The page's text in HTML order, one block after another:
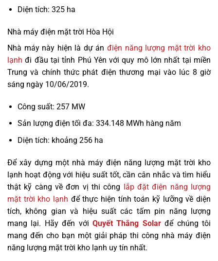
Diện tích: 325 ha
Nhà máy điện mặt trời Hòa Hội
Nhà máy này hiện là dự ánđiện năng lượng mặt trời kho
lạnh đi đầu tại tỉnh Phú Yên với quy mô lớn nhất tại miền
Trung và chính thức phát điện thương mại vào lúc 8 giờ
sáng ngày 10/06/2019.
Công suất: 257 MW
Sản lượng điện tối đa: 334.148 MWh hàng năm
Diện tích: khoảng 256 ha
Để xây dựng một nhà máy điện năng lượng mặt trời kho
lạnh hoạt động với hiệu suất tốt, cần cân nhắc và tìm hiểu
thật kỹ càng về đơn vị thi công lắp đặt điện năng lượng
mặt trời kho lạnh để thực hiện tính toán kỹ lưỡng về diện
tích, không gian và hiệu suất các tấm pin năng lượng
mang lại. Hãy đến với Quyết Thắng Solarđể chúng tôi
mang đến cho bạn một giải pháp thi công nhà máy điện
năng lượng mặt trời kho lạnh uy tín nhất.